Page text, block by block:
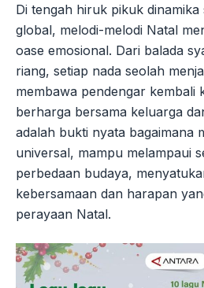
Di tengah hiruk pikuk dinamika
global, melodi-melodi Natal
oase emosional. Dari balada
riang, setiap nada seolah
membawa pendengar kembali
berharga bersama keluarga
adalah bukti nyata bagaimana
universal, mampu melampaui
perbedaan budaya,
kebersamaan dan harapan
perayaan Natal.